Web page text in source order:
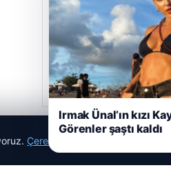
Prenses Night Club
29/04/2026
Çerez Politikamız
Irmak Ünal’ın kızı
Görenler şaştı kaldı